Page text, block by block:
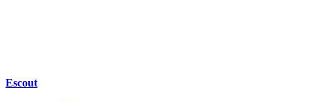
Escout